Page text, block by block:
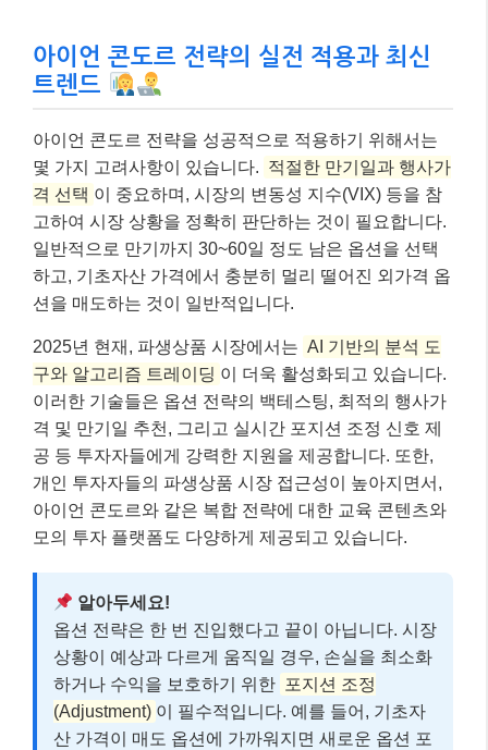
아이언 콘도르 전략의 실전 적용과 최신
트렌드
아이언 콘도르 전략을 성공적으로 적용하기 위해서는
몇 가지 고려사항이 있습니다. 적절한 만기일과 행사가
격 선택 이 중요하며, 시장의 변동성 지수(VIX) 등을 참
고하여 시장 상황을 정확히 판단하는 것이 필요합니다.
일반적으로 만기까지 30~60일 정도 남은 옵션을 선택
하고, 기초자산 가격에서 충분히 멀리 떨어진 외가격 옵
션을 매도하는 것이 일반적입니다.
2025년 현재, 파생상품 시장에서는 AI 기반의 분석 도
구와 알고리즘 트레이딩 이 더욱 활성화되고 있습니다.
이러한 기술들은 옵션 전략의 백테스팅, 최적의 행사가
격 및 만기일 추천, 그리고 실시간 포지션 조정 신호 제
공 등 투자자들에게 강력한 지원을 제공합니다. 또한,
개인 투자자들의 파생상품 시장 접근성이 높아지면서,
아이언 콘도르와 같은 복합 전략에 대한 교육 콘텐츠와
모의 투자 플랫폼도 다양하게 제공되고 있습니다.
알아두세요!
옵션 전략은 한 번 진입했다고 끝이 아닙니다. 시장
상황이 예상과 다르게 움직일 경우, 손실을 최소화
하거나 수익을 보호하기 위한 포지션 조정
(Adjustment) 이 필수적입니다. 예를 들어, 기초자
산 가격이 매도 옵션에 가까워지면 새로운 옵션 포